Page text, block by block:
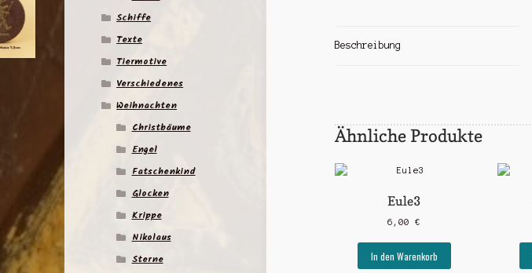
Beschreibung
Ähnliche Produkte
Eule3
6,00€
In den Warenkorb
Schiffe
Texte
Tiermotive
Verschiedenes
Weihnachten
Christbäume
Engel
Fatschenkind
Glocken
Krippe
Nikolaus
Sterne